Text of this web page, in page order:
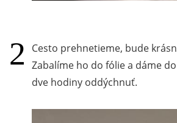
Cesto prehnetieme, bude
Zabalíme ho do fólie a dáme
dve hodiny oddýchnuť.